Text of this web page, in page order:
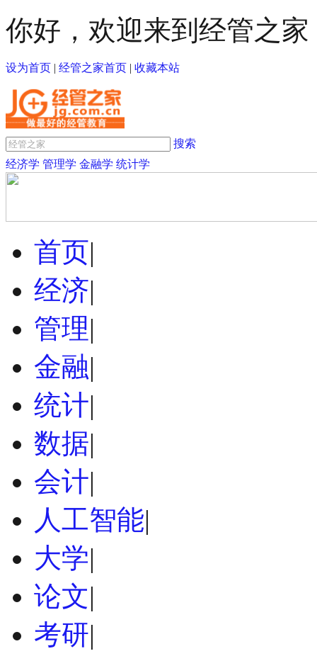
你好，欢迎来到经管之家
设为首页 | 经管之家首页 | 收藏本站
搜索
经济学 管理学 金融学 统计学
首页|
经济|
管理|
金融|
统计|
数据|
会计|
人工智能|
大学|
论文|
考研|